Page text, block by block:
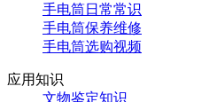
手电筒日常常识
手电筒保养维修
手电筒选购视频
应用知识
文物鉴定知识